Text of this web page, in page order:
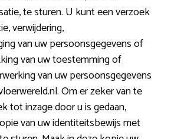
te sturen. U kunt een verzoek
verwijdering,
van uw persoonsgegevens of
van uw toestemming of
van uw persoonsgegevens
Om er zeker van te
tot inzage door u is gedaan,
van uw identiteitsbewijs met